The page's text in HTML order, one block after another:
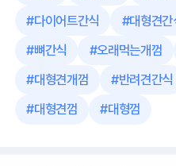
#다이어트간식 #대형견간
#뼈간식 #오래먹는개껌
#대형견개껌 #반려견간식
#대형견껌 #대형껌